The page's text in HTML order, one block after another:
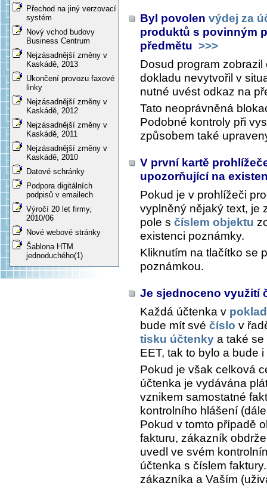
Přechod na jiný verzovací
systém
Nový vchod budovy
Business Centrum
Nejzásadnější změny v
Kaskádě, 2013
Ukončení provozu faxové
linky
Nejzásadnější změny v
Kaskádě, 2012
Nejzásadnější změny v
Kaskádě, 2011
Nejzásadnější změny v
Kaskádě, 2010
Datové schránky
Podpora digitálních
podpisů v emailech
Výročí 20 let firmy,
2010/06
Nové webové stránky
Šablona HTM
jednoduchého(1)
Byl povolen výdej za
produktů s povinným
předmětu >>>
Dosud program
dokladu nevytvořil v
nutné uvést odkaz na
Tato neoprávněná
Podobné kontroly při
způsobem také
V první kartě
upozorňující na
Pokud je v prohlížeči
vyplněný nějaký text, je
pole s číslem objektu
existenci poznámky.
Kliknutím na tlačítko se
poznámkou.
Je sjednoceno využití
Každá účtenka v
bude mít své číslo v
tisku účtenky a také
EET, tak to bylo a bude
Pokud je však celková
účtenka je vydávána
vznikem samostatné
kontrolního hlášení
Pokud v tomto případě
fakturu, zákazník
uvedl ve svém
účtenka s číslem
zákazníka a Vaším